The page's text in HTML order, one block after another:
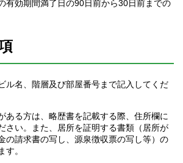
有効期間満了日の90日前から30日前までの
ル名、階層及び部屋番号まで記入してくだ
ある方は、略歴書を記載する際、住所欄に
さい。また、居所を証明する書類（居所が
の請求書の写し、源泉徴収票の写し等）の
す。